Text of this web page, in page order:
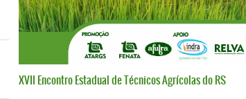
XVII Encontro Estadual de Técnicos Agrícolas do RS